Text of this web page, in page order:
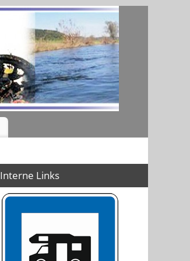
Interne Links